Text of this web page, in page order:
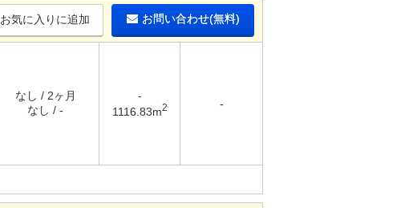
お気に入りに追加 お問い合わせ(無料)
なし / 2ヶ月
なし / -
-
1116.83m2 -